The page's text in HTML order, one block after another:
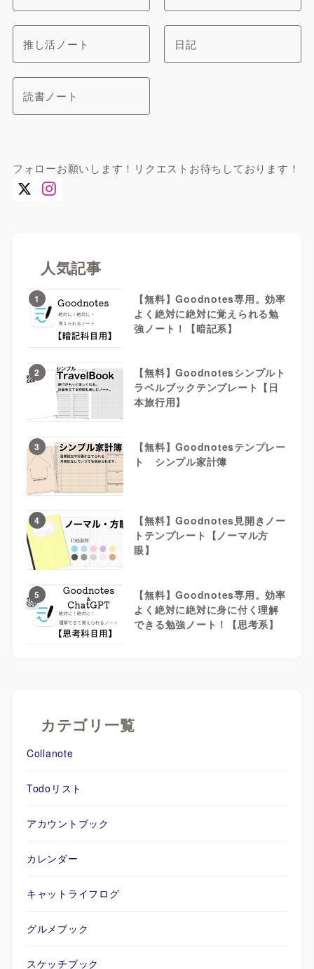
推し活ノート 日記
読書ノート
フォローお願いします！リクエストお待ちしております！
人気記事
1
【無料】Goodnotes専用。効率
よく絶対に絶対に覚えられる勉
強ノート！【暗記系】
2
【無料】Goodnotesシンプルト
ラベルブックテンプレート【日
本旅行用】
3
【無料】Goodnotesテンプレー
ト シンプル家計簿
4
【無料】Goodnotes見開きノー
トテンプレート【ノーマル方
眼】
5
【無料】Goodnotes専用。効率
よく絶対に絶対に身に付く理解
できる勉強ノート！【思考系】
カテゴリ一覧
Collanote
Todoリスト
アカウントブック
カレンダー
キャットライフログ
グルメブック
スケッチブック